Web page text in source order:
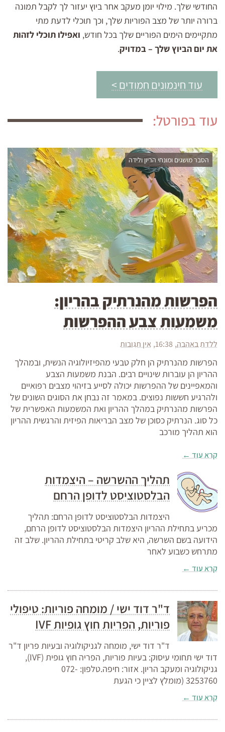
החודשי שלך. מילוי יומן מעקב אחר ביוץ יעזור לך לקבל תמונה
ברורה יותר של מצב הפוריות שלך, וכך תוכלי לדעת מתי
מתקיימים הימים הפוריים שלך בכל חודש, ואפילו תוכלי לזהות
את יום הביוץ שלך – במדויק.
עוד חינמונים חמודים >
עוד בפורטל:
הסבר מושגים ומונחי הריון ולידה
הפרשות מהנרתיק בהריון:
משמעות צבע ההפרשות
ללדת באהבה 16:38 אין תגובות
הפרשות מהנרתיק הן חלק טבעי מהפיזיולוגיה הנשית, ובמהלך
ההריון הן עוברות שינויים רבים. הבנת משמעות הצבע
והמאפיינים של ההפרשות יכולה לסייע בזיהוי מצבים רפואיים
ולהרגיע חששות נפוצים. במאמר זה נבחן את הסוגים השונים של
הפרשות מהנרתיק במהלך ההריון ואת המשמעות האפשרית של
כל סוג. הנרתיק כסוכן של מצב הבריאות הפיזית והרגשית ההריון
הוא תהליך מורכב
קרא עוד ←
תהליך ההשרשה – היצמדות
הבלסטוציסט לדופן הרחם
היצמדות הבלסטוציסט לדופן הרחם: תהליך
מכריע בתחילת ההריון היצמדות הבלסטוציסט לדופן הרחם,
הידועה בשם השרשה, היא שלב קריטי בתחילת ההריון. שלב זה
מתרחש כשבוע לאחר
קרא עוד ←
ד"ר דוד ישי / מומחה פוריות: טיפולי
פוריות, הפריות חוץ גופיות IVF
ד"ר דוד ישי, מומחה לגניקולוגיה ובעיות פריון ד"ר
דוד ישי תחומי עיסוק: בעיות פוריות, הפריה חוץ גופית (IVF),
גניקולוגיה ומעקב הריון. אזור: חיפה.טלפון: 072-
3253760 (מומלץ לציין כי הגעת
קרא עוד ←